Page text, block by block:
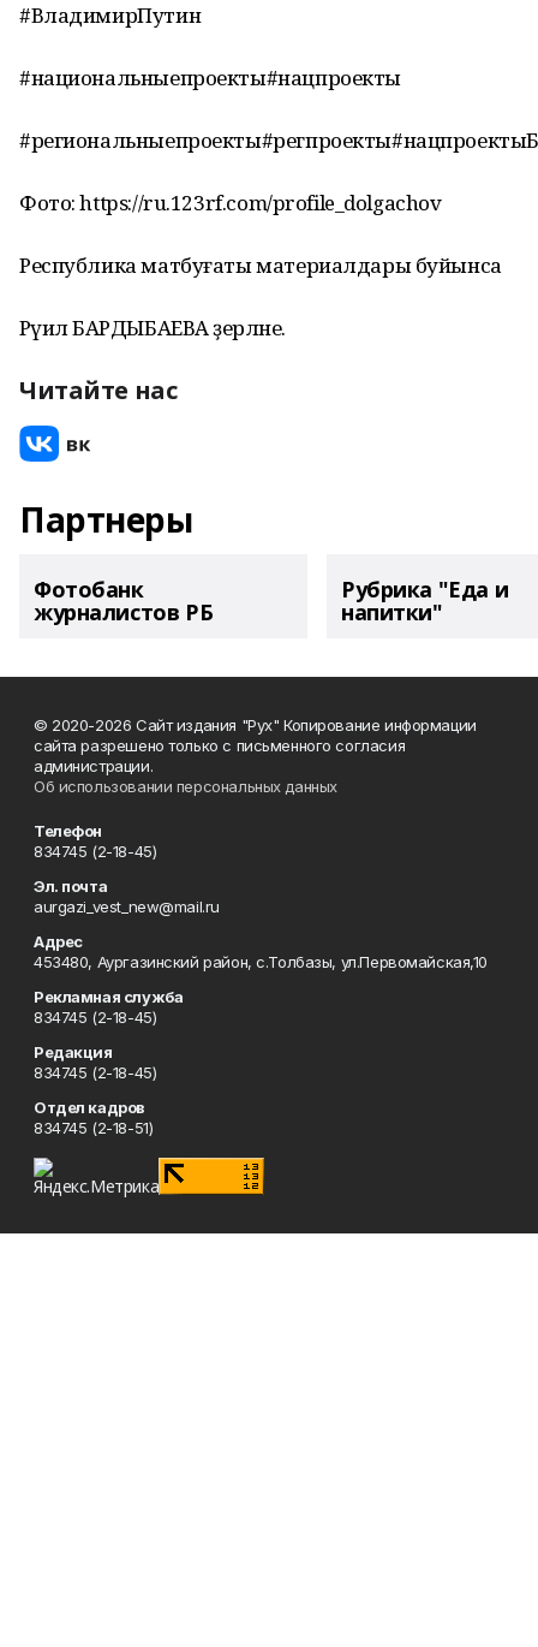
#ВладимирПутин
#национальныепроекты#нацпроекты
Фото: https://ru.123rf.com/profile_dolgachov
Республика матбуғаты материалдары буйынса
Рәүилә БАРДЫБАЕВА әҙерләне.
Читайте нас
Партнеры
Фотобанк
журналистов РБ
Рубрика "Еда и
напитки"
© 2020-2026 Сайт издания "Рух" Копирование информации
сайта разрешено только с письменного согласия
администрации.
Об использовании персональных данных
Телефон
834745 (2-18-45)
Эл. почта
aurgazi_vest_new@mail.ru
Адрес
453480, Аургазинский район, с.Толбазы, ул.Первомайская,10
Рекламная служба
834745 (2-18-45)
Редакция
834745 (2-18-45)
Отдел кадров
834745 (2-18-51)